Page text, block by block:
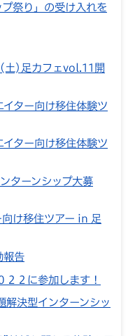
プ祭り」の受け入れを
土)足カフェvol.11開
ター向け移住体験ツ
ター向け移住体験ツ
ターンシップ大募
け移住ツアー in 足
報告
２２に参加します！
決型インターンシッ